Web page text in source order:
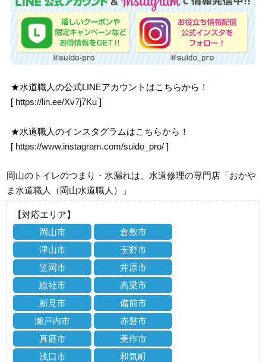
★水道職人の公式LINEアカウントはこちらから！
[ https://lin.ee/Xv7j7Ku ]
★水道職人のインスタグラムはこちらから！
[ https://www.instagram.com/suido_pro/ ]
岡山のトイレのつまり・水漏れは、水道修理の専門店「おかや
ま水道職人（岡山水道職人）」
【対応エリア】
岡山市
倉敷市
津山市
玉野市
笠岡市
井原市
総社市
高梁市
新見市
備前市
瀬戸内市
赤磐市
真庭市
美作市
浅口市
和気町